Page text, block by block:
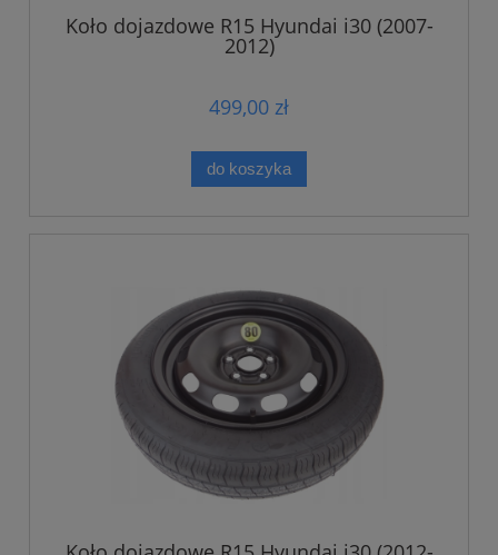
Koło dojazdowe R15 Hyundai i30 (2007-
2012)
499,00 zł
do koszyka